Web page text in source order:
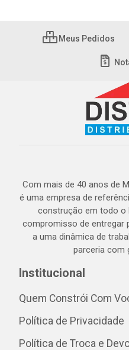
Meus Pedidos
Com mais de 40 anos de
é uma empresa de
construção em todo o
compromisso de entregar
a uma dinâmica de
parceria com
Institucional
Quem Constrói Com
Política de Privacidade
Política de Troca e